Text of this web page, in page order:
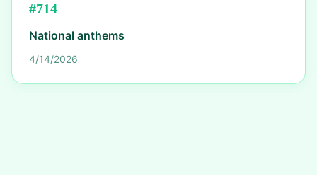
#714
National anthems
4/14/2026